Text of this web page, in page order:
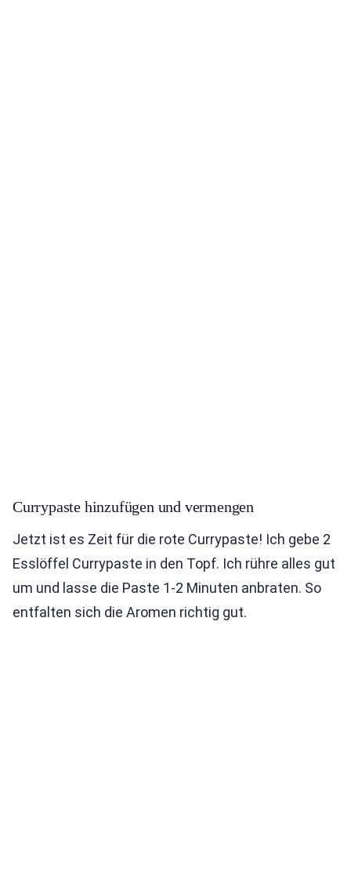
Currypaste hinzufügen und vermengen
Jetzt ist es Zeit für die rote Currypaste! Ich gebe 2
Esslöffel Currypaste in den Topf. Ich rühre alles gut
um und lasse die Paste 1-2 Minuten anbraten. So
entfalten sich die Aromen richtig gut.